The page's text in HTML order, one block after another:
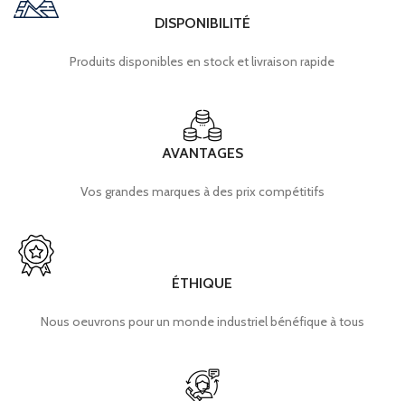
DISPONIBILITÉ
Produits disponibles en stock et livraison rapide
AVANTAGES
Vos grandes marques à des prix compétitifs
ÉTHIQUE
Nous oeuvrons pour un monde industriel bénéfique à tous